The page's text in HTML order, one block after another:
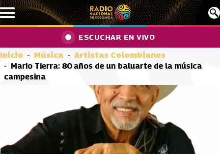
Pasar al contenido principal
ESCUCHAR EN VIVO
Inicio Música
Artistas Colombianos
Mario Tierra: 80 años de un baluarte de la música
campesina